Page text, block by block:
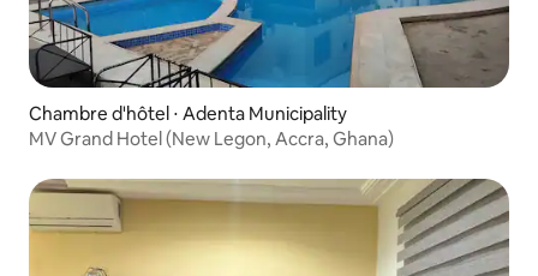
Chambre d'hôtel ⋅ Adenta Municipality
MV Grand Hotel (New Legon, Accra, Ghana)